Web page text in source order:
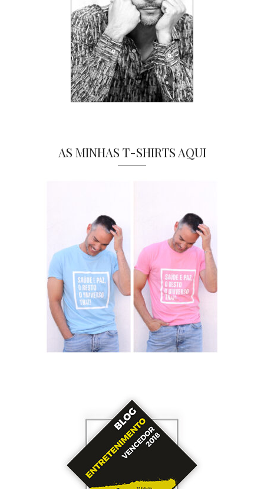
AS MINHAS T-SHIRTS AQUI